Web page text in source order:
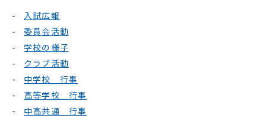
入試広報
委員会活動
学校の様子
クラブ活動
中学校 行事
高等学校 行事
中高共通 行事